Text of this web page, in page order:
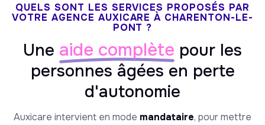
QUELS SONT LES SERVICES PROPOSÉS PAR
VOTRE AGENCE AUXICARE À CHARENTON-LE-
PONT ?
Une aide complète pour les
personnes âgées en perte
d'autonomie
Auxicare intervient en mode mandataire, pour mettre